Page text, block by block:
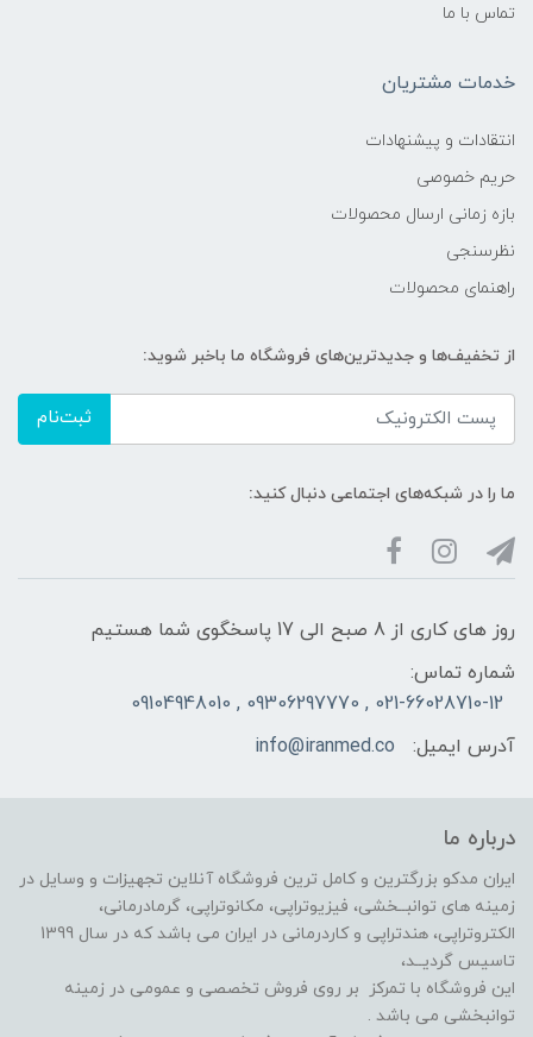
تماس با ما
خدمات مشتریان
انتقادات و پیشنهادات
حریم خصوصی
بازه زمانی ارسال محصولات
نظرسنجی
راهنمای محصولات
از تخفیف‌ها و جدیدترین‌های فروشگاه ما باخبر شوید:
ثبت‌نام
ما را در شبکه‌های اجتماعی دنبال کنید:
روز های کاری از 8 صبح الی 17 پاسخگوی شما هستیم
شماره تماس:
021-66028710-12 , 09306297770 , 09104948010
آدرس ایمیل:
info@iranmed.co
درباره ما
ایران مدکو بزرگترین و کامل ترین فروشگاه آنلاین تجهیزات و وسایل در
زمینه های توانبــخشی، فیزیوتراپی، مکانوتراپی، گرمادرمانی،
الکتروتراپی، هندتراپی و کاردرمانی در ایران می باشد که در سال 1399
تاسیس گردیــد،
این فروشگاه با تمرکز بر روی فروش تخصصی و عمومی در زمینه
توانبخشی می باشد .